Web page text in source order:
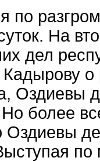
по
На
дел
о
Оздиевы
более
Оздиевы